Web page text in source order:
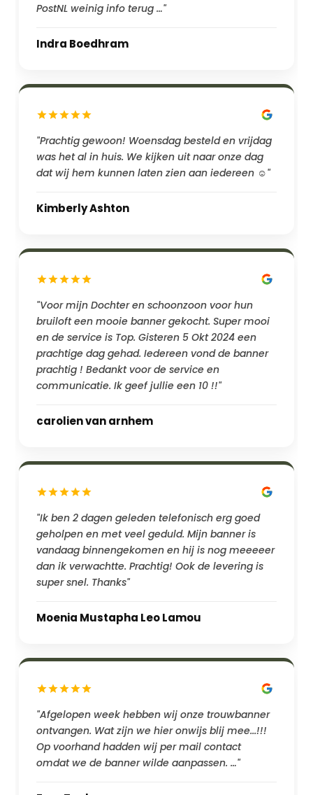
PostNL weinig info terug …"
Indra Boedhram
"Prachtig gewoon! Woensdag besteld en vrijdag
was het al in huis. We kijken uit naar onze dag
dat wij hem kunnen laten zien aan iedereen ☺️"
Kimberly Ashton
"Voor mijn Dochter en schoonzoon voor hun
bruiloft een mooie banner gekocht. Super mooi
en de service is Top. Gisteren 5 Okt 2024 een
prachtige dag gehad. Iedereen vond de banner
prachtig ! Bedankt voor de service en
communicatie. Ik geef jullie een 10 !!"
carolien van arnhem
"Ik ben 2 dagen geleden telefonisch erg goed
geholpen en met veel geduld. Mijn banner is
vandaag binnengekomen en hij is nog meeeeer
dan ik verwachtte. Prachtig! Ook de levering is
super snel. Thanks"
Moenia Mustapha Leo Lamou
"Afgelopen week hebben wij onze trouwbanner
ontvangen. Wat zijn we hier onwijs blij mee...!!!
Op voorhand hadden wij per mail contact
omdat we de banner wilde aanpassen. …"